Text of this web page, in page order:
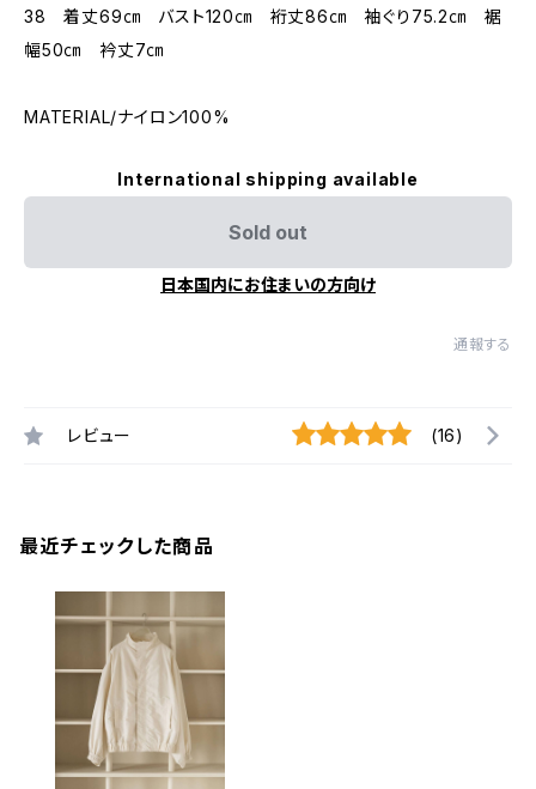
38 着丈69㎝ バスト120㎝ 裄丈86㎝ 袖ぐり75.2㎝ 裾
幅50㎝ 衿丈7㎝
MATERIAL/ナイロン100%
International shipping available
Sold out
日本国内にお住まいの方向け
通報する
レビュー (16)
最近チェックした商品